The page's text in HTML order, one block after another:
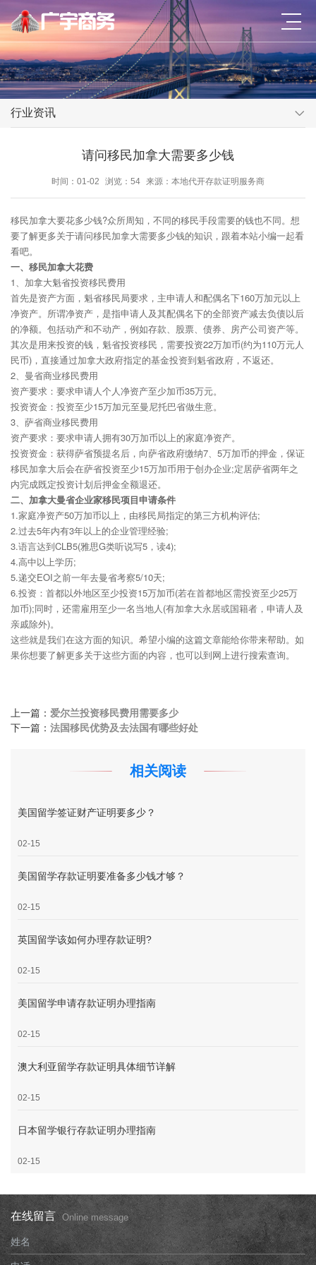
行业资讯
请问移民加拿大需要多少钱
时间：01-02 浏览：54 来源：本地代开存款证明服务商
移民加拿大要花多少钱?众所周知，不同的移民手段需要的钱也不同。想
要了解更多关于请问移民加拿大需要多少钱的知识，跟着本站小编一起看
看吧。
一、移民加拿大花费
1、加拿大魁省投资移民费用
首先是资产方面，魁省移民局要求，主申请人和配偶名下160万加元以上
净资产。所谓净资产，是指申请人及其配偶名下的全部资产减去负债以后
的净额。包括动产和不动产，例如存款、股票、债券、房产公司资产等。
其次是用来投资的钱，魁省投资移民，需要投资22万加币(约为110万元人
民币)，直接通过加拿大政府指定的基金投资到魁省政府，不返还。
2、曼省商业移民费用
资产要求：要求申请人个人净资产至少加币35万元。
投资资金：投资至少15万加元至曼尼托巴省做生意。
3、萨省商业移民费用
资产要求：要求申请人拥有30万加币以上的家庭净资产。
投资资金：获得萨省预提名后，向萨省政府缴纳7、5万加币的押金，保证
移民加拿大后会在萨省投资至少15万加币用于创办企业;定居萨省两年之
内完成既定投资计划后押金全额退还。
二、加拿大曼省企业家移民项目申请条件
1.家庭净资产50万加币以上，由移民局指定的第三方机构评估;
2.过去5年内有3年以上的企业管理经验;
3.语言达到CLB5(雅思G类听说写5，读4);
4.高中以上学历;
5.递交EOI之前一年去曼省考察5/10天;
6.投资：首都以外地区至少投资15万加币(若在首都地区需投资至少25万
加币);同时，还需雇用至少一名当地人(有加拿大永居或国籍者，申请人及
亲戚除外)。
这些就是我们在这方面的知识。希望小编的这篇文章能给你带来帮助。如
果你想要了解更多关于这些方面的内容，也可以到网上进行搜索查询。
上一篇： 爱尔兰投资移民费用需要多少
下一篇： 法国移民优势及去法国有哪些好处
相关阅读
美国留学签证财产证明要多少？
02-15
美国留学存款证明要准备多少钱才够？
02-15
英国留学该如何办理存款证明?
02-15
美国留学申请存款证明办理指南
02-15
澳大利亚留学存款证明具体细节详解
02-15
日本留学银行存款证明办理指南
02-15
在线留言 Online message
姓名